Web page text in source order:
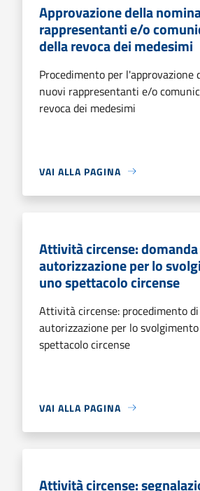
Approvazione della
rappresentanti e/o
della revoca dei medesimi
Procedimento per l'approvazione
nuovi rappresentanti e/o
revoca dei medesimi
VAI ALLA PAGINA
Attività circense:
autorizzazione per lo
uno spettacolo circense
Attività circense: procedimento
autorizzazione per lo
spettacolo circense
VAI ALLA PAGINA
Attività circense: